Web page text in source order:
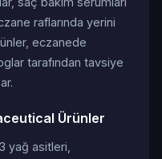
raflarında yerini
eczanede
tarafından tavsiye
Ürünler
yağ asitleri,